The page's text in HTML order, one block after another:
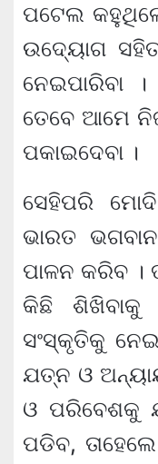
ପଟେଲ
ଉଦ୍ୟୋଗ
ନେଇପାରିବା
ତେବେ ଆମେ
ପକାଇଦେବା ।
ସେହିପରି
ଭାରତ
ପାଳନ କରିବ ।
କିଛି
ସଂସ୍କୃତିକୁ
ଯତ୍ନ ଓ
ଓ ପରିବେଶକୁ
ପଡିବ,